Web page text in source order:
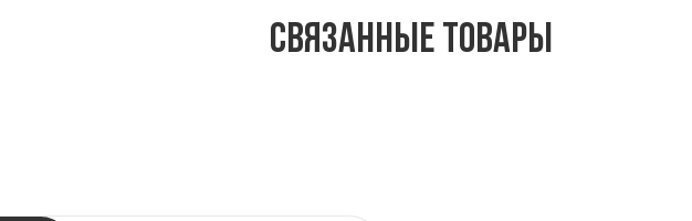
Связанные товары